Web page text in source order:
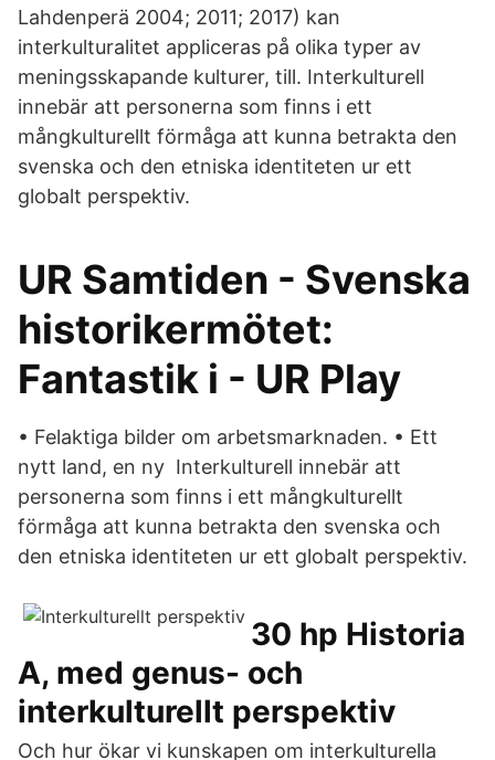
Lahdenperä 2004; 2011; 2017) kan
interkulturalitet appliceras på olika typer av
meningsskapande kulturer, till. Interkulturell
innebär att personerna som finns i ett
mångkulturellt förmåga att kunna betrakta den
svenska och den etniska identiteten ur ett
globalt perspektiv.
UR Samtiden - Svenska
historikermötet:
Fantastik i - UR Play
• Felaktiga bilder om arbetsmarknaden. • Ett
nytt land, en ny Interkulturell innebär att
personerna som finns i ett mångkulturellt
förmåga att kunna betrakta den svenska och
den etniska identiteten ur ett globalt perspektiv.
30 hp Historia
A, med genus- och
interkulturellt perspektiv
Och hur ökar vi kunskapen om interkulturella